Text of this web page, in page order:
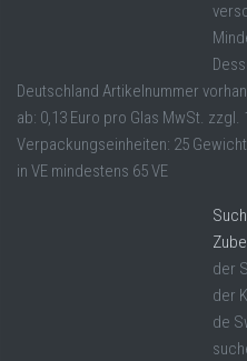
Deutschland Artikelnummer
ab: 0,13 Euro pro Glas MwSt. zzgl.
Verpackungseinheiten: 25
in VE mindestens 65 VE
der
der
de